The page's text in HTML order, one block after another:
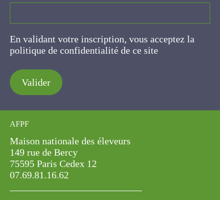
En validant votre inscription, vous acceptez la
politique de confidentialité de ce site
Valider
AFPF
Maison nationale des éleveurs
149 rue de Bercy
75595 Paris Cedex 12
07.69.81.16.62